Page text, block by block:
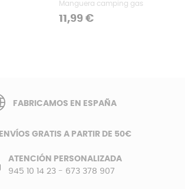
Manguera camping gas
Precio
11,99 €
FABRICAMOS EN ESPAÑA
ENVÍOS GRATIS A PARTIR DE 50€
ATENCIÓN PERSONALIZADA
945 10 14 23- 673 378 907